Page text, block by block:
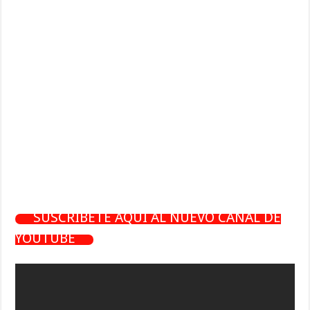
SUSCRÍBETE AQUÍ AL NUEVO CANAL DE
YOUTUBE